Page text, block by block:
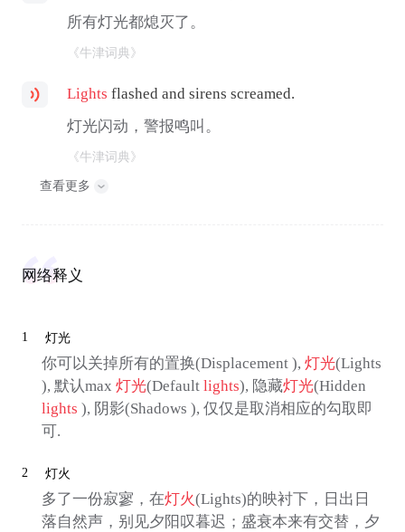
所有灯光都熄灭了。
《牛津词典》
Lights flashed and sirens screamed.
灯光闪动，警报鸣叫。
《牛津词典》
查看更多
网络释义
1 灯光
你可以关掉所有的置换(Displacement ), 灯光(Lights
), 默认max 灯光(Default lights), 隐藏灯光(Hidden
lights ), 阴影(Shadows ), 仅仅是取消相应的勾取即
可.
2 灯火
多了一份寂寥，在灯火(Lights)的映衬下，日出日
落自然声，别见夕阳叹暮迟；盛衰本来有交替，夕